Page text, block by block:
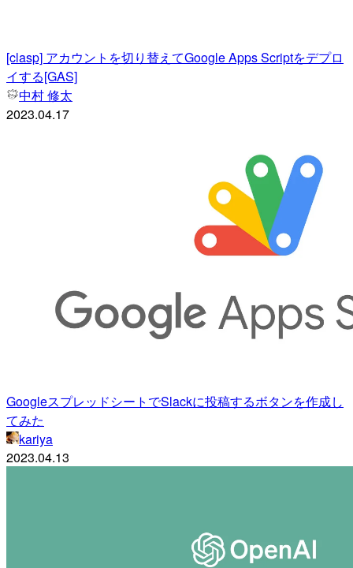
[clasp] アカウントを切り替えてGoogle Apps Scriptをデプロ
イする[GAS]
中村 修太
2023.04.17
GoogleスプレッドシートでSlackに投稿するボタンを作成し
てみた
kariya
2023.04.13